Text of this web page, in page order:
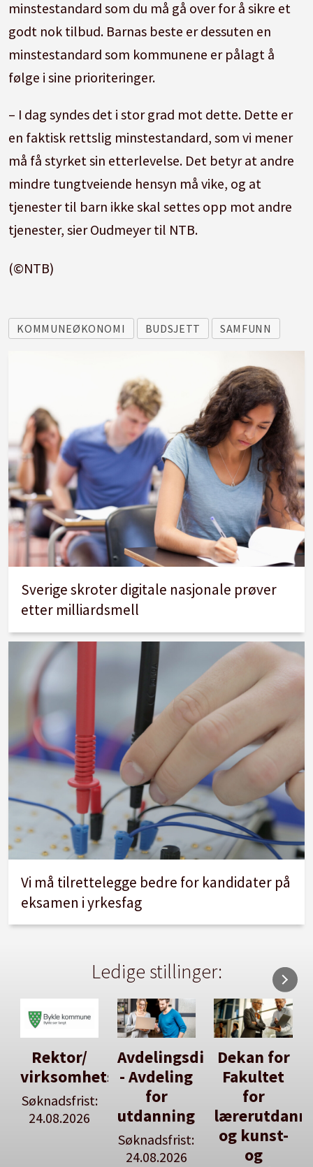
minstestandard som du må gå over for å sikre et
godt nok tilbud. Barnas beste er dessuten en
minstestandard som kommunene er pålagt å
følge i sine prioriteringer.
– I dag syndes det i stor grad mot dette. Dette er
en faktisk rettslig minstestandard, som vi mener
må få styrket sin etterlevelse. Det betyr at andre
mindre tungtveiende hensyn må vike, og at
tjenester til barn ikke skal settes opp mot andre
tjenester, sier Oudmeyer til NTB.
(©NTB)
KOMMUNEØKONOMI BUDSJETT SAMFUNN
Sverige skroter digitale nasjonale prøver
etter milliardsmell
Vi må tilrettelegge bedre for kandidater på
eksamen i yrkesfag
Ledige stillinger:
Avdelingsdirektør
- Avdeling
for
utdanning
Dekan for
Fakultet
for
lærerutdanning
og kunst-
og
Her kan
du utlyse
en ledig
stilling
Se våre
stillingspakker